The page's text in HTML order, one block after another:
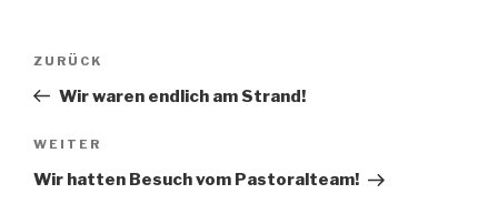
Beitragsnavigation
Vorheriger
Beitrag
ZURÜCK
Wir waren endlich am Strand!
Nächster
Beitrag
WEITER
Wir hatten Besuch vom Pastoralteam!